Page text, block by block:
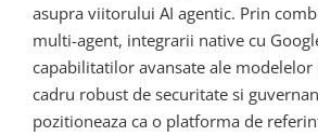
asupra viitorului AI agentic. Prin
multi-agent, integrarii native cu
capabilitatilor avansate ale modelelor
cadru robust de securitate si
pozitioneaza ca o platforma de